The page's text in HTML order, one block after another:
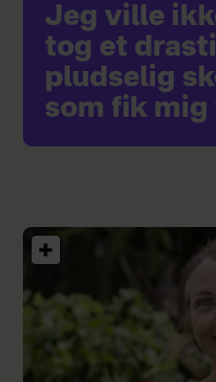
Jeg ville
tog et
pludselig
som fik